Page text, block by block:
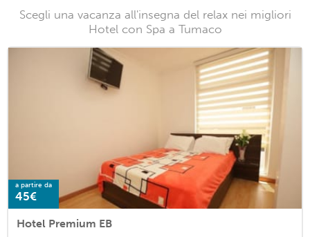
Scegli una vacanza all'insegna del relax nei migliori
Hotel con Spa a Tumaco
a partire da
45€
Hotel Premium EB